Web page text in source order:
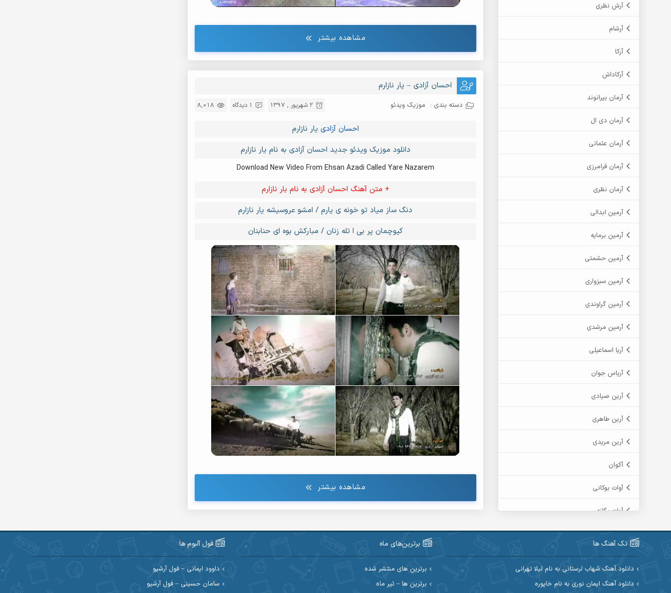
آرش نظری
آرشام
آرکا
آرکاداش
آرمان بیرانوند
آرمان دی ال
آرمان عثمانی
آرمان فرامرزی
آرمان نظری
آرمین ابدالی
آرمین برمایه
آرمین حشمتی
آرمین سبزواری
آرمین گراوندی
آرمین مرشدی
آریا اسماعیلی
آریاس جوان
آرین صیادی
آرین طاهری
آرین مریدی
آکوان
آوات بوکانی
آوات یگانه
آیت احمدنژاد
آیهان
ابراهیم شمس
مشاهده بیشتر
احسان آزادی – یار نازارم
دسته بندی : موزیک ویدئو 8,018 1 دیدگاه 2 شهریور , 1397
احسان آزادی یار نازارم
دانلود موزیک ویدئو جدید احسان آزادی به نام یار نازارم
Download New Video From Ehsan Azadi Called Yare Nazarem
+ متن آهنگ احسان آزادی به نام بار نازارم
دنگ ساز میاد تو خونه ی یارم / امشو عروسیشه یار نازارم
کیوچمان پر بی ا تله زنان / مبارکش بوه ای حنابنان
مشاهده بیشتر
تک آهنگ ها
دانلود آهنگ شهاب لرستانی به نام لیلا تهرانی
دانلود آهنگ ایمان نوری به نام خاپوره
برترین‌های ماه
برترین های منتشر شده
برترین ها – تیر ماه
فول آلبوم ها
داوود ایمانی – فول آرشیو
سامان حسینی – فول آرشیو